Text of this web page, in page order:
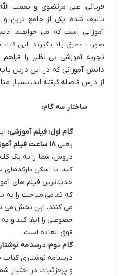
تالیف شده، یکی از جامع ترین و
آموزانی است که می خواهند
صورت عمیق یاد بگیرند. این
تجربه آموزشی بی نظیر را
دانش آموزانی که در این درس
از درس فاصله گرفته اند، بسیار
ساختار سه گام:
گام اول: فیلم آموزشی:
یعنی ۱۸ ساعت فیلم آموزشی صفر تا صد
دروس، شما را به یک
کند. با اسکن بارکدهای
جدیدترین فیلم های
که تمامی مباحث را به
می کنند. این بخش می
خصوصی را ایفا کند و به
فوق العاده است.
گام دوم: درسنامه
درسنامه نوشتاری
و پرجزئیات در اختیار